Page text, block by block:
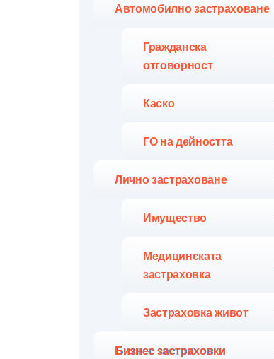
Автомобилно застраховане
Гражданска
отговорност
Каско
ГО на дейността
Лично застраховане
Имущество
Медицинската
застраховка
Застраховка живот
Бизнес застраховки